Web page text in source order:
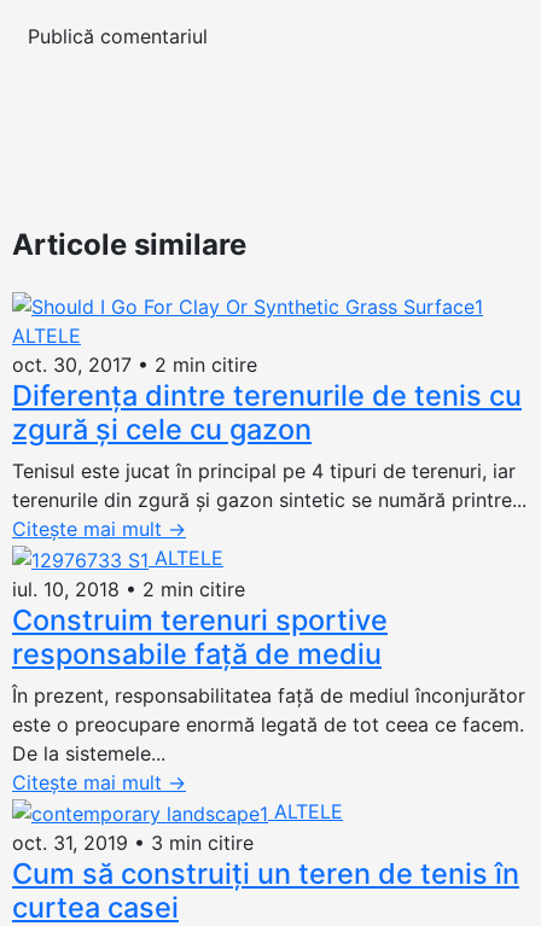
Articole similare
ALTELE
oct. 30, 2017 • 2 min citire
Diferenţa dintre terenurile de tenis cu
zgură şi cele cu gazon
Tenisul este jucat în principal pe 4 tipuri de terenuri, iar
terenurile din zgură şi gazon sintetic se numără printre...
Citește mai mult →
ALTELE
iul. 10, 2018 • 2 min citire
Construim terenuri sportive
responsabile față de mediu
În prezent, responsabilitatea față de mediul înconjurător
este o preocupare enormă legată de tot ceea ce facem.
De la sistemele...
Citește mai mult →
ALTELE
oct. 31, 2019 • 3 min citire
Cum să construiți un teren de tenis în
curtea casei